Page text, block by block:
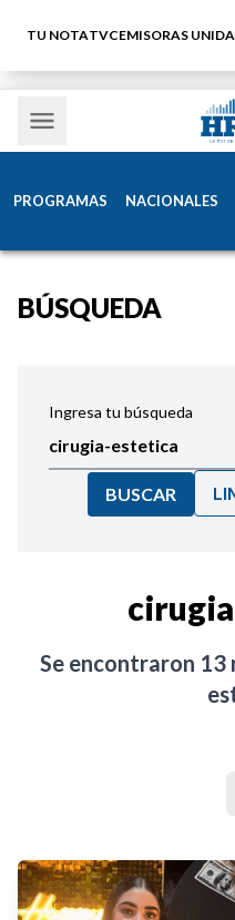
TU NOTATVCEMISORAS
PROGRAMAS NACIONALES
BÚSQUEDA
Ingresa tu búsqueda
BUSCAR
Se encontraron 13